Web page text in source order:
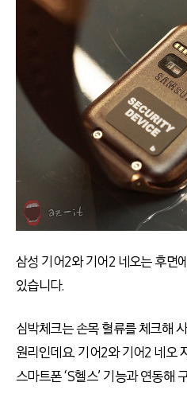
삼성 기어2와 기어2 네오는 후면
있습니다.
심박체크는 손목 혈류를 체크해
원리인데요. 기어2와 기어2 네오
스마트폰 ‘S헬스’ 기능과 연동해